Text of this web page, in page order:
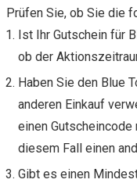
Prüfen Sie, ob Sie die
Ist Ihr Gutschein für
ob der
Haben Sie den Blue
anderen Einkauf
einen Gutscheincode
diesem Fall einen
Gibt es einen